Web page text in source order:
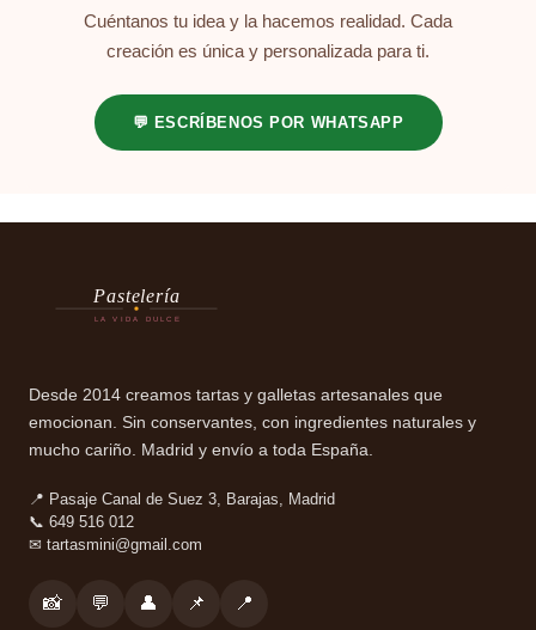
Cuéntanos tu idea y la hacemos realidad. Cada
creación es única y personalizada para ti.
💬 ESCRÍBENOS POR WHATSAPP
Pastelería
LA VIDA DULCE
Desde 2014 creamos tartas y galletas artesanales que
emocionan. Sin conservantes, con ingredientes naturales y
mucho cariño. Madrid y envío a toda España.
📍 Pasaje Canal de Suez 3, Barajas, Madrid
📞 649 516 012
✉ tartasmini@gmail.com
📸 💬 👤 📌 📍